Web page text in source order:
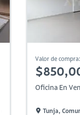
Valor de compra:
Oficina En
Tunja,